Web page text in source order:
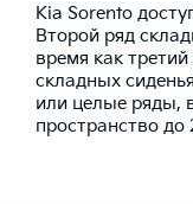
Kia Sorento
Второй ряд
время как
складных
или целые ряды,
пространство до